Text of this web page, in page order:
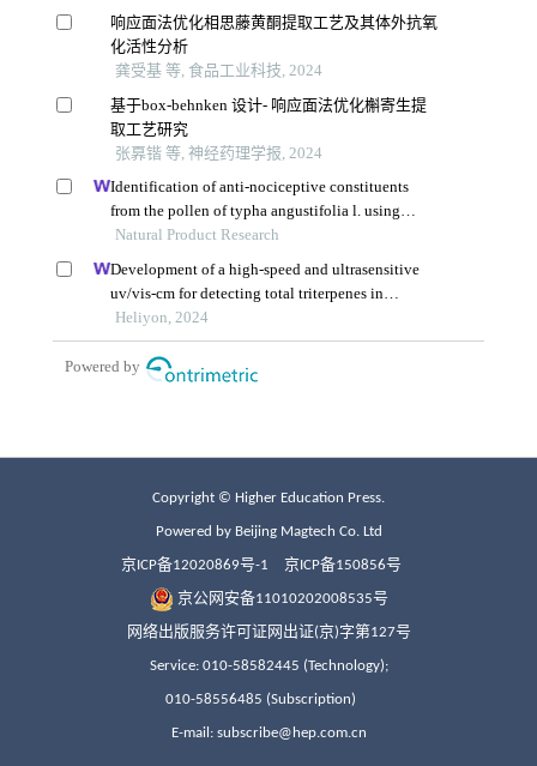
Copyright © Higher Education Press.
Powered by Beijing Magtech Co. Ltd
京ICP备12020869号-1 京ICP备150856号
京公网安备11010202008535号
网络出版服务许可证网出证(京)字第127号
Service: 010-58582445 (Technology);
010-58556485 (Subscription)
E-mail: subscribe@hep.com.cn